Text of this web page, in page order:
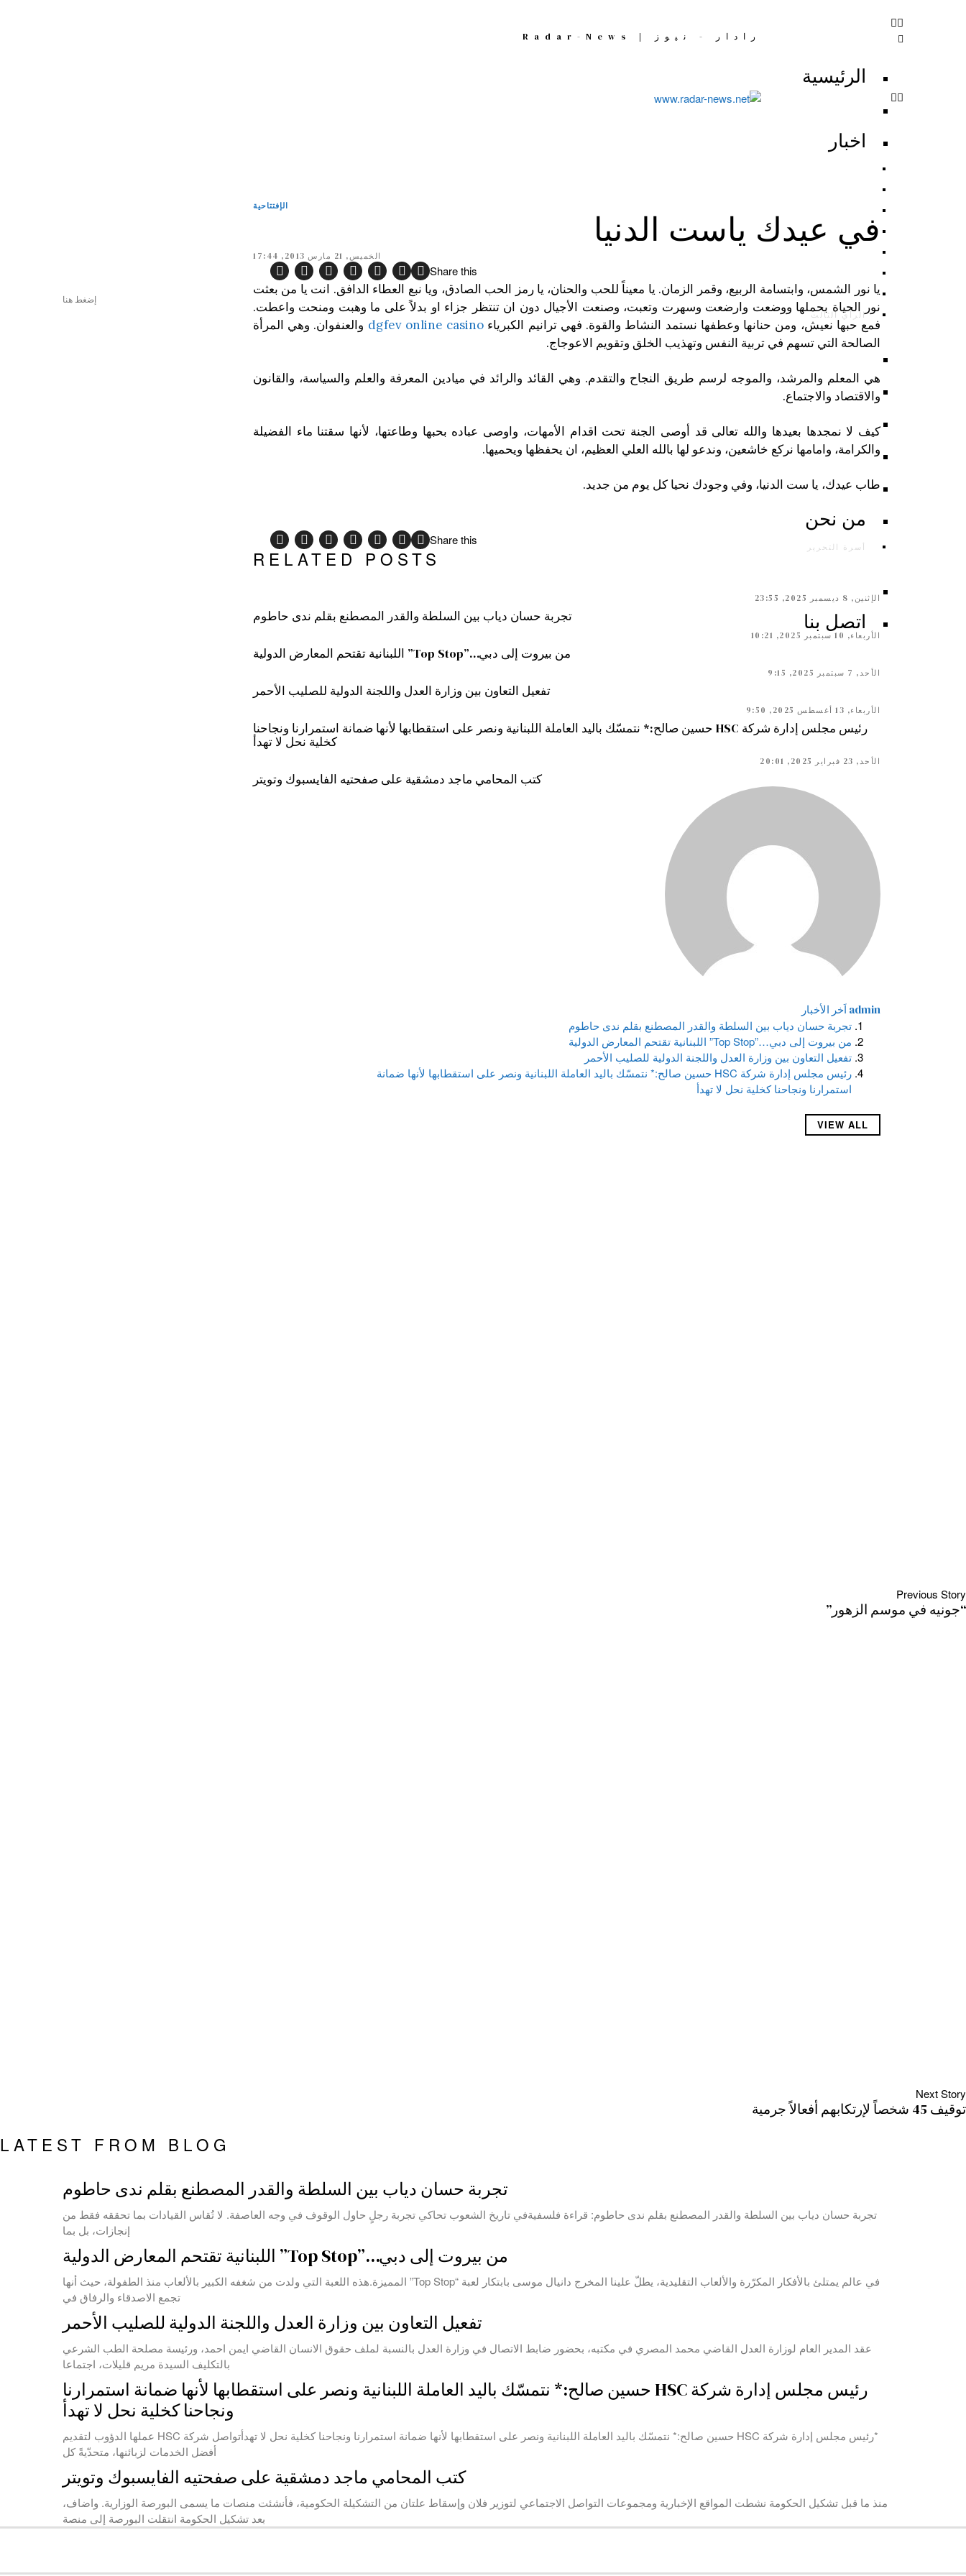
رادار - نيوز | Radar-News
الرئيسية
اخبار
الرأي الثالث
من نحن
أسرة التحرير
اتصل بنا
الإفتتاحية
في عيدك ياست الدنيا
الخميس, 21 مارس 2013, 17:44
Share this
يا نور الشمس، وابتسامة الربيع، وقمر الزمان. يا معيناً للحب والحنان، يا رمز الحب الصادق، ويا نبع العطاء الدافق. انت يا من بعثت
نور الحياة بحملها ووضعت وارضعت وسهرت وتعبت، وصنعت الأجيال دون ان تنتظر جزاء او بدلاً على ما وهبت ومنحت واعطت.
فمع حبها نعيش، ومن حنانها وعطفها نستمد النشاط والقوة. فهي ترانيم الكبرياء dgfev online casino والعنفوان. وهي المرأة
الصالحة التي تسهم في تربية النفس وتهذيب الخلق وتقويم الاعوجاج.
هي المعلم والمرشد، والموجه لرسم طريق النجاح والتقدم. وهي القائد والرائد في ميادين المعرفة والعلم والسياسة، والقانون
والاقتصاد والاجتماع.
كيف لا نمجدها بعيدها والله تعالى قد أوصى الجنة تحت اقدام الأمهات، واوصى عباده بحبها وطاعتها، لأنها سقتنا ماء الفضيلة
والكرامة، وامامها نركع خاشعين، وندعو لها بالله العلي العظيم، ان يحفظها ويحميها.
طاب عيدك، يا ست الدنيا، وفي وجودك نحيا كل يوم من جديد.
Share this
RELATED POSTS
الإثنين, 8 ديسمبر 2025, 23:55
تجربة حسان دياب بين السلطة والقدر المصطنع بقلم ندى حاطوم
الأربعاء, 10 سبتمبر 2025, 10:21
من بيروت إلى دبي…”Top Stop” اللبنانية تقتحم المعارض الدولية
الأحد, 7 سبتمبر 2025, 9:15
تفعيل التعاون بين وزارة العدل واللجنة الدولية للصليب الأحمر
الأربعاء, 13 أغسطس 2025, 9:50
رئيس مجلس إدارة شركة HSC حسين صالح:* نتمسّك باليد العاملة اللبنانية ونصر على استقطابها لأنها ضمانة استمرارنا ونجاحنا
كخلية نحل لا تهدأ
الأحد, 23 فبراير 2025, 20:01
كتب المحامي ماجد دمشقية على صفحتيه الفايسبوك وتويتر
adminاَخر الأخبار
تجربة حسان دياب بين السلطة والقدر المصطنع بقلم ندى حاطوم
من بيروت إلى دبي…”Top Stop” اللبنانية تقتحم المعارض الدولية
تفعيل التعاون بين وزارة العدل واللجنة الدولية للصليب الأحمر
رئيس مجلس إدارة شركة HSC حسين صالح:* نتمسّك باليد العاملة اللبنانية ونصر على استقطابها لأنها ضمانة
استمرارنا ونجاحنا كخلية نحل لا تهدأ
VIEW ALL
إضغط هنا
Previous Story
“جونيه في موسم الزهور”
Next Story
توقيف 45 شخصاً لإرتكابهم أفعالاً جرمية
LATEST FROM BLOG
تجربة حسان دياب بين السلطة والقدر المصطنع بقلم ندى حاطوم
تجربة حسان دياب بين السلطة والقدر المصطنع بقلم ندى حاطوم: قراءة فلسفيةفي تاريخ الشعوب تحاكي تجربة رجلٍ حاول الوقوف في وجه العاصفة. لا تُقاس القيادات بما تحققه فقط من
إنجازات، بل بما
من بيروت إلى دبي…”Top Stop” اللبنانية تقتحم المعارض الدولية
في عالم يمتلئ بالأفكار المكرّرة والألعاب التقليدية، يطلّ علينا المخرج دانيال موسى بابتكار لعبة “Top Stop” المميزة.هذه اللعبة التي ولدت من شغفه الكبير بالألعاب منذ الطفولة، حيث أنها
تجمع الاصدقاء والرفاق في
تفعيل التعاون بين وزارة العدل واللجنة الدولية للصليب الأحمر
عقد المدير العام لوزارة العدل القاضي محمد المصري في مكتبه، بحضور ضابط الاتصال في وزارة العدل بالنسبة لملف حقوق الانسان القاضي ايمن احمد، ورئيسة مصلحة الطب الشرعي
بالتكليف السيدة مريم قليلات، اجتماعا
رئيس مجلس إدارة شركة HSC حسين صالح:* نتمسّك باليد العاملة اللبنانية ونصر على استقطابها لأنها ضمانة استمرارنا
ونجاحنا كخلية نحل لا تهدأ
*رئيس مجلس إدارة شركة HSC حسين صالح:* نتمسّك باليد العاملة اللبنانية ونصر على استقطابها لأنها ضمانة استمرارنا ونجاحنا كخلية نحل لا تهدأتواصل شركة HSC عملها الدؤوب لتقديم
أفضل الخدمات لزبائنها، متحدّيةً كل
كتب المحامي ماجد دمشقية على صفحتيه الفايسبوك وتويتر
منذ ما قبل تشكيل الحكومة نشطت المواقع الإخبارية ومجموعات التواصل الاجتماعي لتوزير فلان وإسقاط علتان من التشكيلة الحكومية، فأنشئت منصات ما يسمى البورصة الوزارية. واضاف،
بعد تشكيل الحكومة انتقلت البورصة إلى منصة